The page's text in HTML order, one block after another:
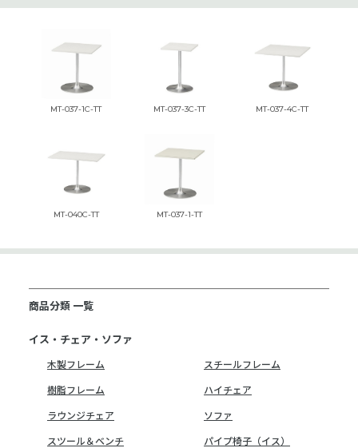
MT-037-1C-TT MT-037-3C-TT MT-037-4C-TT
MT-040C-TT MT-037-1-TT
商品分類 一覧
イス・チェア・ソファ
木製フレーム
スチールフレーム
樹脂フレーム
ハイチェア
ラウンジチェア
ソファ
スツール＆ベンチ
パイプ椅子（イス）